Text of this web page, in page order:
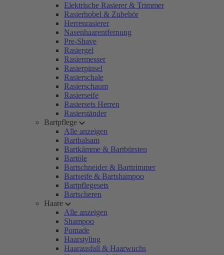
Elektrische Rasierer & Trimmer
Rasierhobel & Zubehör
Herrenrasierer
Nasenhaarentfernung
Pre-Shave
Rasiergel
Rasiermesser
Rasierpinsel
Rasierschale
Rasierschaum
Rasierseife
Rasiersets Herren
Rasierständer
Bartpflege
Alle anzeigen
Bartbalsam
Bartkämme & Bartbürsten
Bartöle
Bartschneider & Barttrimmer
Bartseife & Bartshampoo
Bartpflegesets
Bartscheren
Haare
Alle anzeigen
Shampoo
Pomade
Haarstyling
Haarausfall & Haarwuchs